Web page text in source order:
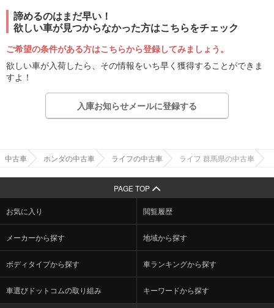
諦めるのはまだ早い！
欲しい車が見つからなかった方はこちらをチェック
ご希望の条件がある方はこちらから登録してみましょう。
欲しい車が入荷したら、その情報をいち早く獲得することができま
すよ！
入庫お知らせメールに登録する
中古車 ホンダの中古車 ライフの中古車 ライフ 群馬県の中古車
PAGE TOP
お気に入り 閲覧履歴
メーカーから探す 地域から探す
ボディタイプから探す 車ランキングから探す
車選びドットコムの取り組み キーワードから探す